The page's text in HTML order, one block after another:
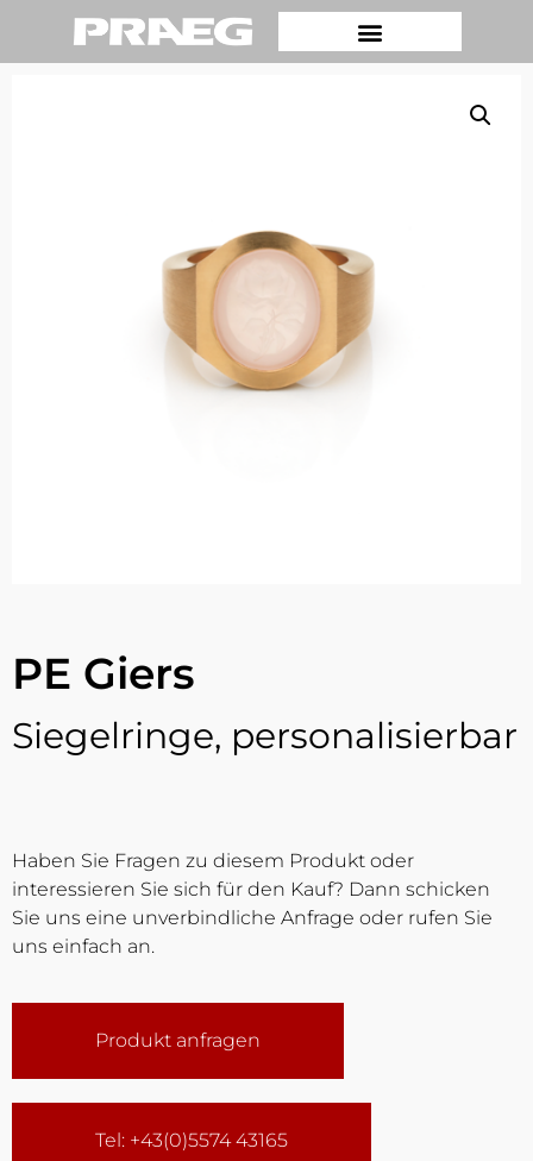
PE Giers
Siegelringe, personalisierbar
Haben Sie Fragen zu diesem Produkt oder
interessieren Sie sich für den Kauf? Dann schicken
Sie uns eine unverbindliche Anfrage oder rufen Sie
uns einfach an.
Produkt anfragen
Tel: +43(0)5574 43165